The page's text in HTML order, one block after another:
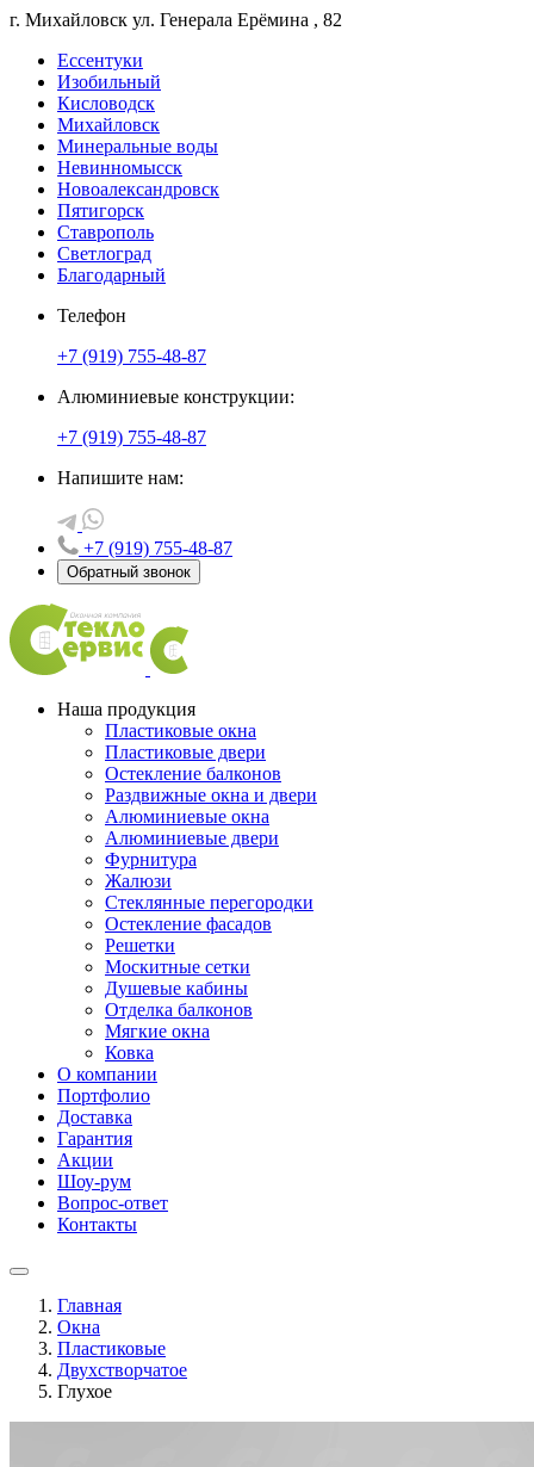
г. Михайловск ул. Генерала Ерёмина , 82
Ессентуки
Изобильный
Кисловодск
Михайловск
Минеральные воды
Невинномысск
Новоалександровск
Пятигорск
Ставрополь
Светлоград
Благодарный
Телефон
+7 (919) 755-48-87
Алюминиевые конструкции:
+7 (919) 755-48-87
Напишите нам:
+7 (919) 755-48-87
Обратный звонок
Наша продукция
Пластиковые окна
Пластиковые двери
Остекление балконов
Раздвижные окна и двери
Алюминиевые окна
Алюминиевые двери
Фурнитура
Жалюзи
Стеклянные перегородки
Остекление фасадов
Решетки
Москитные сетки
Душевые кабины
Отделка балконов
Мягкие окна
Ковка
О компании
Портфолио
Доставка
Гарантия
Акции
Шоу-рум
Вопрос-ответ
Контакты
Главная
Окна
Пластиковые
Двухстворчатое
Глухое